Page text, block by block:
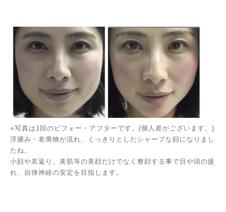
⭐︎写真は1回のビフォー・アフターです。(個人差がございます。)
浮腫み・老廃物が流れ、くっきりとしたシャープな顔になりまし
たね。
小顔や若返り、美肌等の美顔だけでなく整顔する事で目や頭の疲
れ、自律神経の安定を目指します。